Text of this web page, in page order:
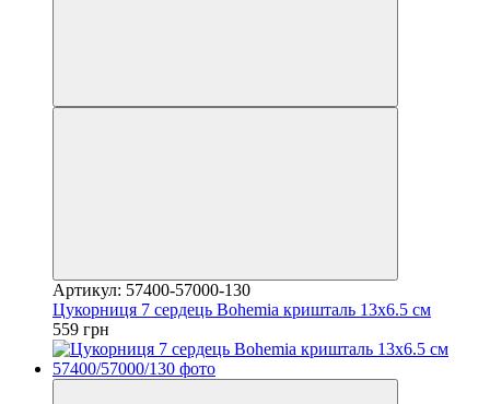
Артикул: 57400-57000-130
Цукорниця 7 сердець Bohemia кришталь 13х6.5 см
559 грн